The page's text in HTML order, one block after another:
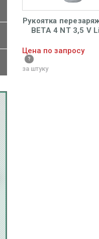
Рукоятка
BETA 4 NT 3,5 V
Цена по запросу
за штуку